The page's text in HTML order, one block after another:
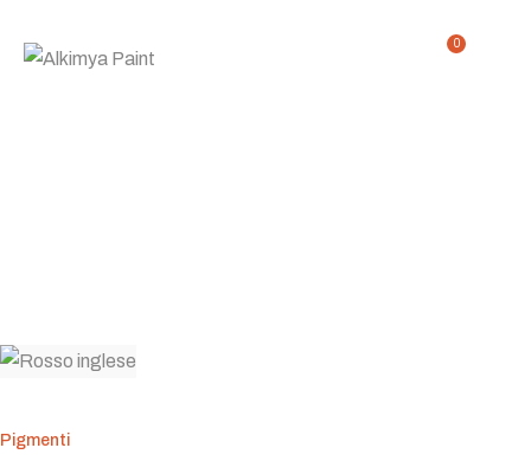
0
Pigmenti